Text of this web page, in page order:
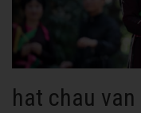
hat chau van